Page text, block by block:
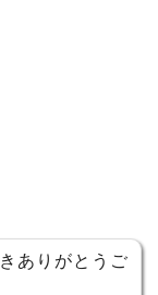
ありがとうご